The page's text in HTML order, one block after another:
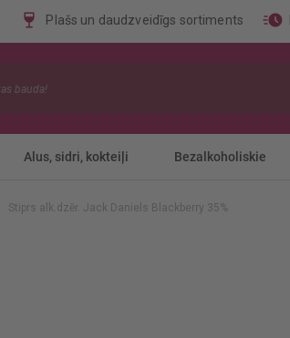
Plašs un daudzveidīgs sortiments
Alus, sidri, kokteiļi Bezalkoholiskie
Stiprs alk.dzēr. Jack Daniels Blackberry 35%